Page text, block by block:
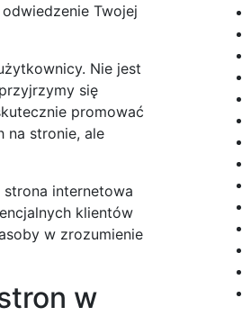
Twojej
Nie jest
się
promować
na stronie, ale
internetowa
klientów
w zrozumienie
w